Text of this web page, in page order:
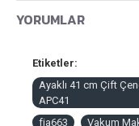
YORUMLAR
Etiketler:
Ayaklı 41 cm Çift
APC41
fia663
Vakum